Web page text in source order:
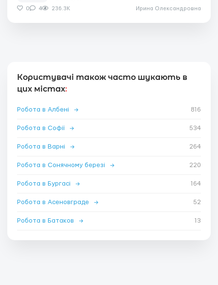
0 4 236.3K Ирина Олександровна
Користувачі також часто шукають в
цих містах:
Робота в Албені → 816
Робота в Софії → 534
Робота в Варні → 264
Робота в Сонячному березі → 220
Робота в Бургасі → 164
Робота в Асеновграде → 52
Робота в Батаков → 13